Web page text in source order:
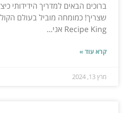
ברוכים הבאים למדריך הידידותי
שצריך! כמומחה מוביל בעולם
Recipe King אני...
קרא עוד »
מרץ 13, 2024